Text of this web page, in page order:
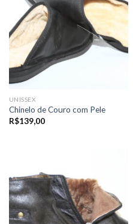
UNISSEX
Chinelo de Couro com Pele
R$139,00